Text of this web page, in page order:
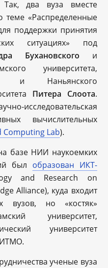
Так, два вуза вместе
теме «Распределенные
поддержки принятия
ситуациях» под
Бухановского и
университета,
и Наньянского
Питера Слоота.
исследовательская
вычислительных
Computing Lab).
базе НИИ наукоемких
был образован ИКТ-
and Research on
Alliance), куда входит
вузов, но «костяк»
университет,
университет
ИТМО.
ученые вуза